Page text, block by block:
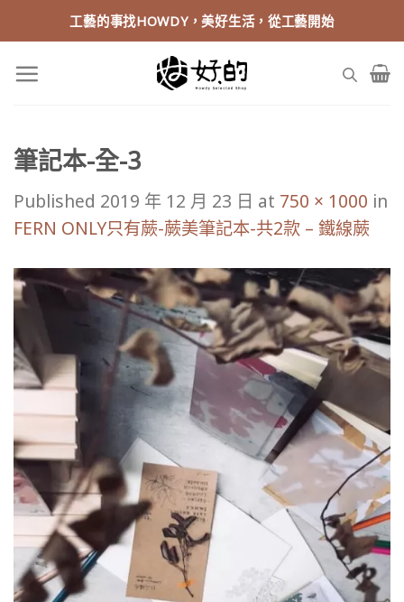
to
content
工藝的事找HOWDY，美好生活，從工藝開始
筆記本-全-3
Published 2019 年 12 月 23 日 at 750 × 1000 in
FERN ONLY只有蕨-蕨美筆記本-共2款 – 鐵線蕨